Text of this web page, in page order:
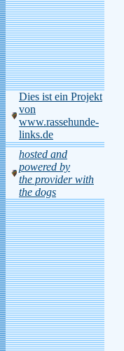
Dies ist ein Projekt
von
www.rassehunde-
links.de
hosted and
powered by
the provider with
the dogs